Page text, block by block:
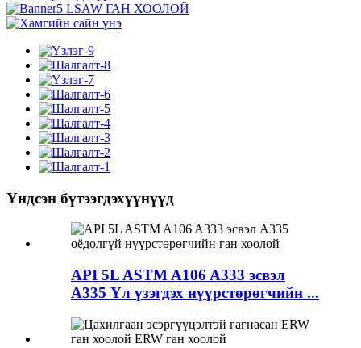
Үндсэн бүтээгдэхүүнүүд
API 5L ASTM A106 A333 эсвэл
A335 Үл үзэгдэх нүүрстөрөгчийн ...